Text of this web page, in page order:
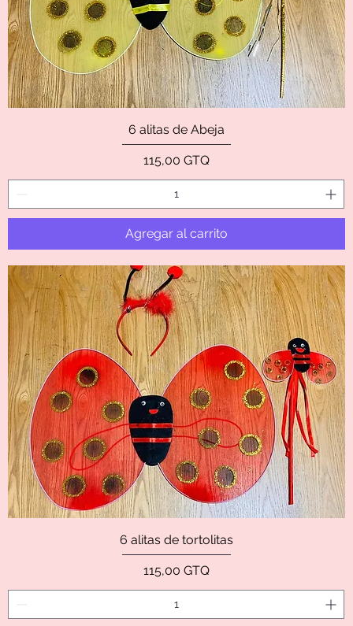
6 alitas de Abeja
Precio
115,00 GTQ
Agregar al carrito
6 alitas de tortolitas
Precio
115,00 GTQ